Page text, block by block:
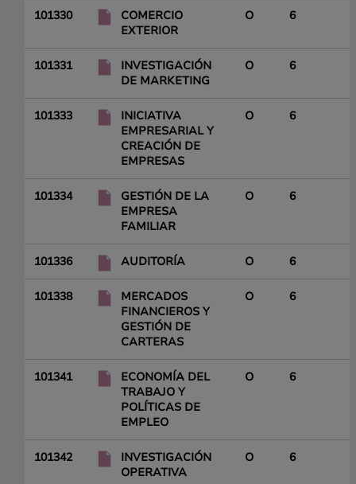
101330
COMERCIO
EXTERIOR
O 6
101331
INVESTIGACIÓN
DE MARKETING
O 6
101333
INICIATIVA
EMPRESARIAL Y
CREACIÓN DE
EMPRESAS
O 6
101334
GESTIÓN DE LA
EMPRESA
FAMILIAR
O 6
101336 AUDITORÍA O 6
101338
MERCADOS
FINANCIEROS Y
GESTIÓN DE
CARTERAS
O 6
101341
ECONOMÍA DEL
TRABAJO Y
POLÍTICAS DE
EMPLEO
O 6
101342
INVESTIGACIÓN
OPERATIVA
O 6